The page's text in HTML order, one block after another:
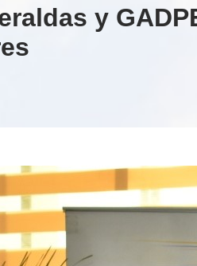
y